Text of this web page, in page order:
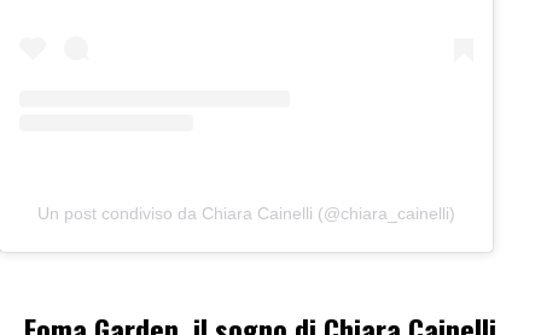
Un post condiviso da Chiara Cainelli (@chiara_cainelli)